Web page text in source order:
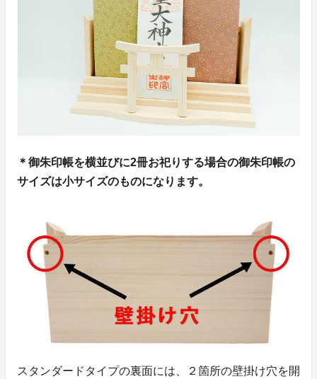
＊御朱印帳を横並びに2冊お祀りする場合の御朱印帳の
サイズは小サイズのものになります。
スタンダードタイプの裏面には、２箇所の壁掛け穴を開